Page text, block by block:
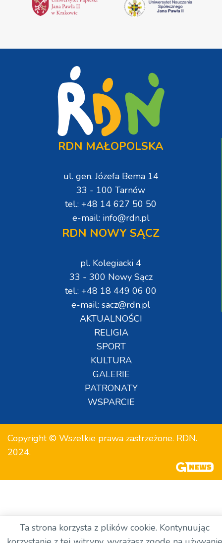
RDN MAŁOPOLSKA
ul. gen. Józefa Bema 14
33 - 100 Tarnów
tel.: +48 14 627 50 50
e-mail: info@rdn.pl
RDN NOWY SĄCZ
pl. Kolegiacki 4
33 - 300 Nowy Sącz
tel.: +48 18 449 06 00
e-mail: sacz@rdn.pl
AKTUALNOŚCI
RELIGIA
SPORT
KULTURA
GALERIE
PATRONATY
WSPARCIE
Copyright © Wszelkie prawa zastrzeżone. RDN.
2024.
Ta strona korzysta z plików cookie. Kontynuując